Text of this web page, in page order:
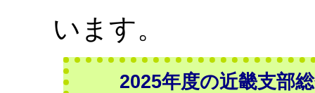
います。
2025年度の近畿支部